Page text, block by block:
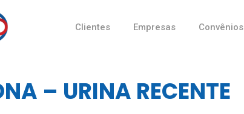
Clientes Empresas Convênios
– URINA RECENTE